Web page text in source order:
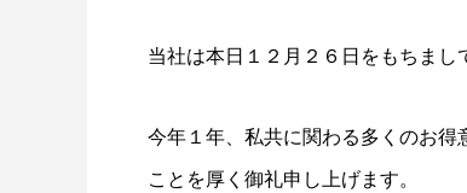
当社は本日１２月２６日をもちまし
今年１年、私共に関わる多くのお
ことを厚く御礼申し上げます。